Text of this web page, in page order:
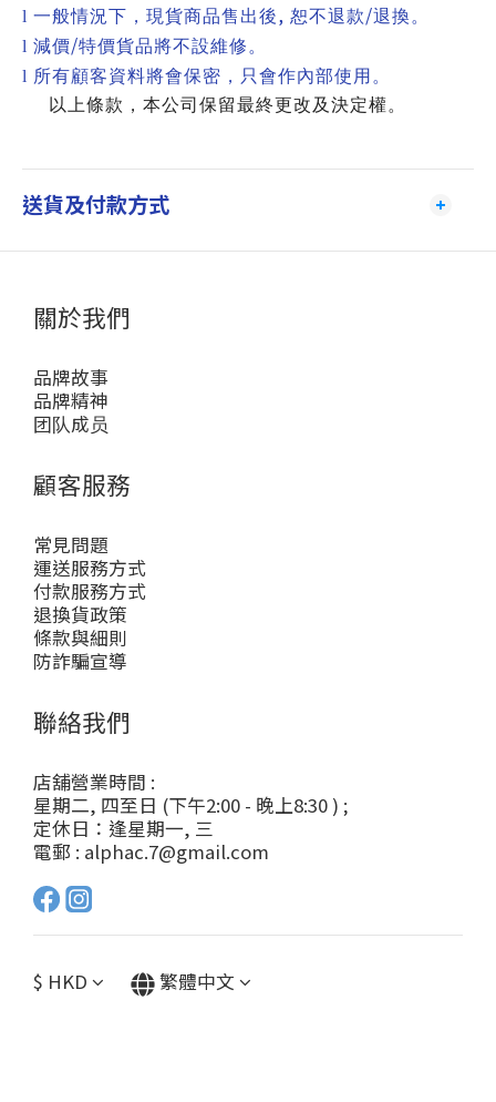
l 一般情況下，現貨商品售出後, 恕不退款/退換。
l 減價/特價貨品將不設維修。
l 所有顧客資料將會保密，只會作內部使用。
以上條款，本公司保留最終更改及決定權。
送貨及付款方式
關於我們
品牌故事
品牌精神
团队成员
顧客服務
常見問題
運送服務方式
付款服務方式
退換貨政策
條款與細則
防詐騙宣導
聯絡我們
店舖營業時間 :
星期二, 四至日 (下午2:00 - 晚上8:30 ) ;
定休日：逢星期一, 三
電郵 : alphac.7@gmail.com
$ HKD 繁體中文